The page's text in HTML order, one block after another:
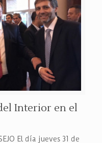
Interior en el
El día jueves 31 de